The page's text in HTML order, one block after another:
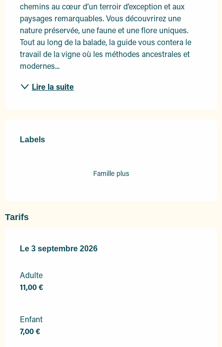
chemins au cœur d’un terroir d’exception et aux
paysages remarquables. Vous découvrirez une
nature préservée, une faune et une flore uniques.
Tout au long de la balade, la guide vous contera le
travail de la vigne où les méthodes ancestrales et
modernes...
Lire la suite
Labels
Labels
Famille plus
Tarifs
Le 3 septembre 2026
Le 3 septembre 2026
Adulte
11,00 €
Enfant
7,00 €